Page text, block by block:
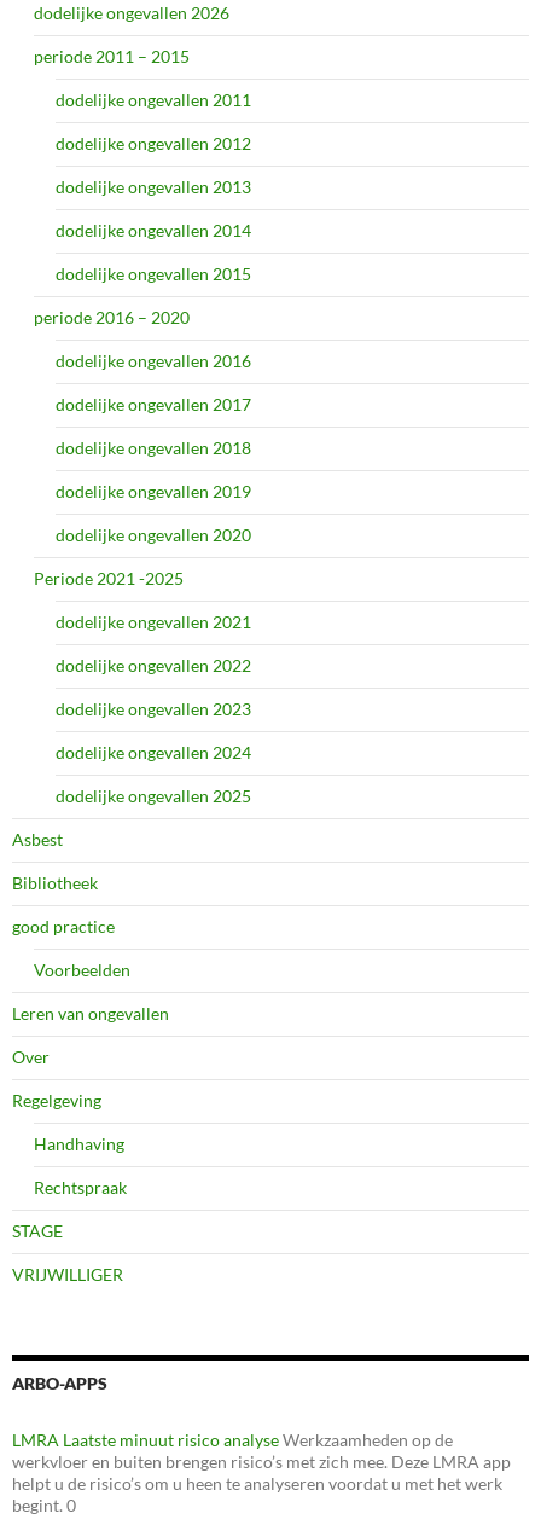
dodelijke ongevallen 2026
periode 2011 – 2015
dodelijke ongevallen 2011
dodelijke ongevallen 2012
dodelijke ongevallen 2013
dodelijke ongevallen 2014
dodelijke ongevallen 2015
periode 2016 – 2020
dodelijke ongevallen 2016
dodelijke ongevallen 2017
dodelijke ongevallen 2018
dodelijke ongevallen 2019
dodelijke ongevallen 2020
Periode 2021 -2025
dodelijke ongevallen 2021
dodelijke ongevallen 2022
dodelijke ongevallen 2023
dodelijke ongevallen 2024
dodelijke ongevallen 2025
Asbest
Bibliotheek
good practice
Voorbeelden
Leren van ongevallen
Over
Regelgeving
Handhaving
Rechtspraak
STAGE
VRIJWILLIGER
ARBO-APPS
LMRA Laatste minuut risico analyseWerkzaamheden op de
werkvloer en buiten brengen risico’s met zich mee. Deze LMRA app
helpt u de risico’s om u heen te analyseren voordat u met het werk
begint. 0